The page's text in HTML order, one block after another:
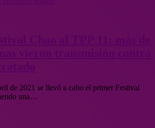
de 2021 se llevó a cabo el primer Festival
una…